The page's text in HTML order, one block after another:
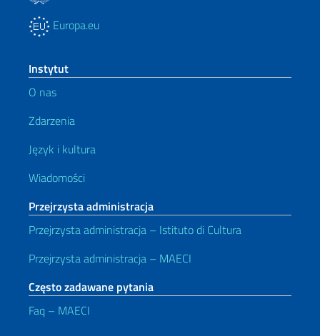
Europa.eu
Instytut
O nas
Zdarzenia
Język i kultura
Wiadomości
Przejrzysta administracja
Przejrzysta administracja – Istituto di Cultura
Przejrzysta administracja – MAECI
Często zadawane pytania
Faq – MAECI